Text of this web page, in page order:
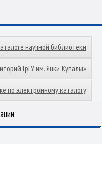
научной библиотеки
ГрГУ им. Янки Купалы»
по электронному каталогу